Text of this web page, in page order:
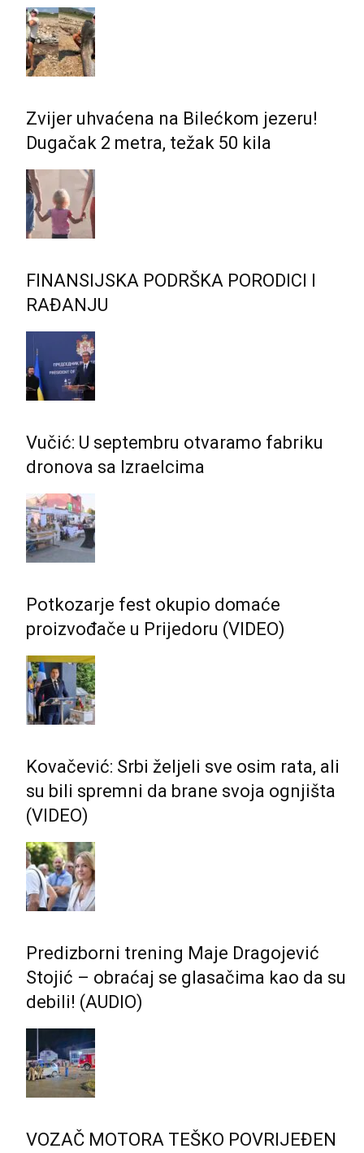
Zvijer uhvaćena na Bilećkom jezeru!
Dugačak 2 metra, težak 50 kila
FINANSIJSKA PODRŠKA PORODICI I
RAĐANJU
Vučić: U septembru otvaramo fabriku
dronova sa Izraelcima
Potkozarje fest okupio domaće
proizvođače u Prijedoru (VIDEO)
Kovačević: Srbi željeli sve osim rata, ali
su bili spremni da brane svoja ognjišta
(VIDEO)
Predizborni trening Maje Dragojević
Stojić – obraćaj se glasačima kao da su
debili! (AUDIO)
VOZAČ MOTORA TEŠKO POVRIJEĐEN